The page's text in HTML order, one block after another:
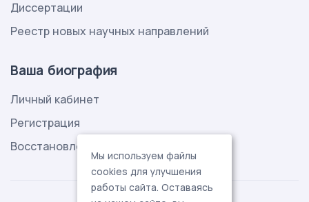
Диссертации
Реестр новых научных направлений
Ваша биография
Личный кабинет
Регистрация
Восстановление пароля
Мы используем файлы
cookies для улучшения
работы сайта. Оставаясь